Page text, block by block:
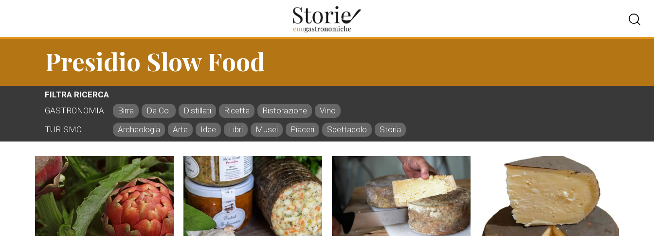
Presidio Slow Food
FILTRA RICERCA
GASTRONOMIA
Birra De.Co. Distillati Ricette Ristorazione
Vino
TURISMO
Archeologia Arte Idee Libri Musei Piaceri Spettacolo Storia